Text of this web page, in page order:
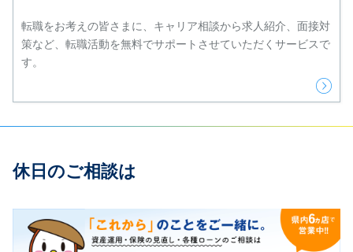
転職をお考えの皆さまに、キャリア相談から求人紹介、面接対
策など、転職活動を無料でサポートさせていただくサービスで
す。
休日のご相談は